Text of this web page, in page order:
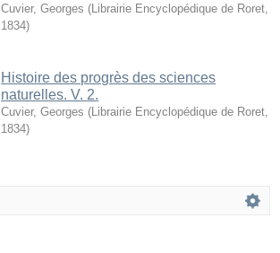
Cuvier, Georges ( Librairie Encyclopédique de Roret
1834)
Histoire des progrès des sciences
naturelles. V. 2.
Cuvier, Georges ( Librairie Encyclopédique de Roret
1834)